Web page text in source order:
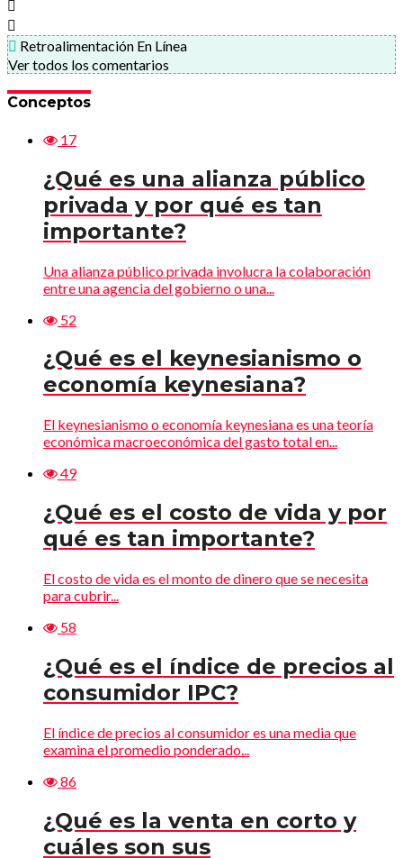
Retroalimentación En Línea
Ver todos los comentarios
Conceptos
17
¿Qué es una alianza público
privada y por qué es tan
importante?
Una alianza público privada involucra la colaboración
entre una agencia del gobierno o una...
52
¿Qué es el keynesianismo o
economía keynesiana?
El keynesianismo o economía keynesiana es una teoría
económica macroeconómica del gasto total en...
49
¿Qué es el costo de vida y por
qué es tan importante?
El costo de vida es el monto de dinero que se necesita
para cubrir...
58
¿Qué es el índice de precios al
consumidor IPC?
El índice de precios al consumidor es una media que
examina el promedio ponderado...
86
¿Qué es la venta en corto y
cuáles son sus